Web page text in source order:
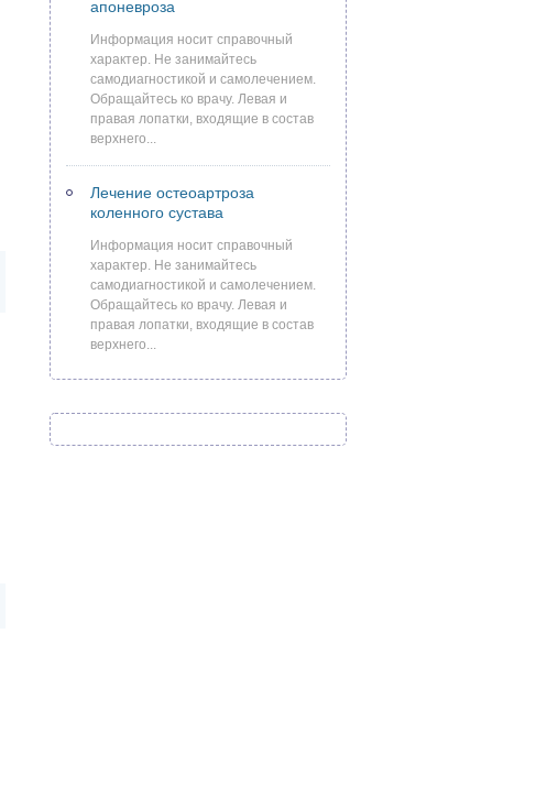
апоневроза
Информация носит справочный
характер. Не занимайтесь
самодиагностикой и самолечением.
Обращайтесь ко врачу. Левая и
правая лопатки, входящие в состав
верхнего...
Лечение остеоартроза
коленного сустава
Информация носит справочный
характер. Не занимайтесь
самодиагностикой и самолечением.
Обращайтесь ко врачу. Левая и
правая лопатки, входящие в состав
верхнего...